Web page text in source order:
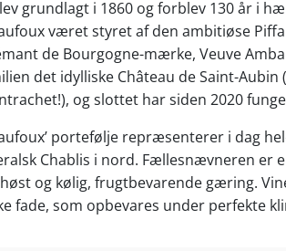
grundlagt i 1860 og forblev 130 år i
været styret af den ambitiøse
de Bourgogne-mærke, Veuve
det idylliske Château de Saint-
og slottet har siden 2020
portefølje repræsenterer i dag
Chablis i nord. Fællesnævneren er
og kølig, frugtbevarende gæring.
fade, som opbevares under perfekte